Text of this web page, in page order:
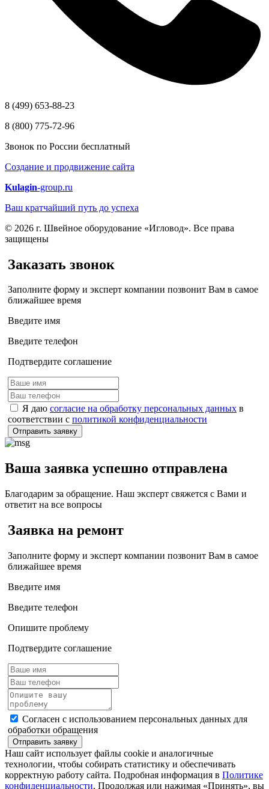
8 (499) 653-88-23
8 (800) 775-72-96
Звонок по России бесплатный
Создание и продвижение сайта
Kulagin-group.ru
Ваш кратчайший путь до успеха
© 2026 г. Швейное оборудование «Игловод». Все права
защищены
Заказать звонок
Заполните форму и эксперт компании позвонит Вам в самое
ближайшее время
Введите имя
Введите телефон
Подтвердите соглашение
Я даю согласие на обработку персональных данных в
соответствии с политикой конфиденциальности
Отправить заявку
Ваша заявка успешно отправлена
Благодарим за обращение. Наш эксперт свяжется с Вами и
ответит на все вопросы
Заявка на ремонт
Заполните форму и эксперт компании позвонит Вам в самое
ближайшее время
Введите имя
Введите телефон
Опишите проблему
Подтвердите соглашение
Согласен с использованием персональных данных для
обработки обращения
Отправить заявку
Наш сайт использует файлы cookie и аналогичные
технологии, чтобы собирать статистику и обеспечивать
корректную работу сайта. Подробная информация в Политике
конфиденциальности. Продолжая или нажимая «Принять», вы